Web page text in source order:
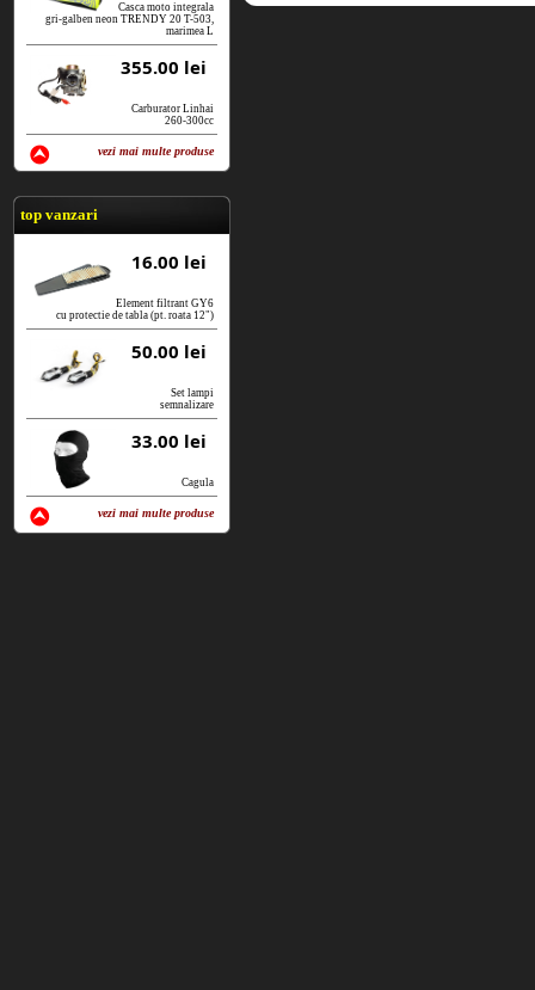
Casca moto integrala
gri-galben neon TRENDY 20 T-503,
marimea L
355.00 lei
Carburator Linhai
260-300cc
vezi mai multe produse
vezi produse
top vanzari
16.00 lei
Element filtrant GY6
cu protectie de tabla (pt. roata 12")
50.00 lei
Set lampi
semnalizare
33.00 lei
Cagula
vezi mai multe produse
vezi produse